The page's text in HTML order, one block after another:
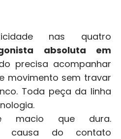
nas quatro
absoluta em
precisa acompanhar
movimento sem travar
macio que dura.
causa do contato